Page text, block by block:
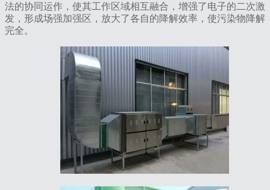
法的协同运作，使其工作区域相互融合，增强了电子的二次激
发，形成场强加强区，放大了各自的降解效率，使污染物降解
完全。